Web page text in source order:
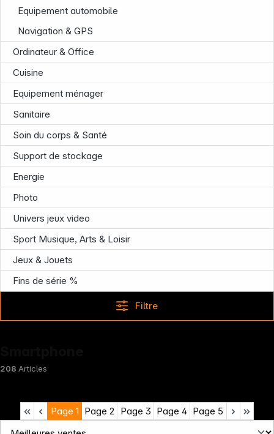
Equipement automobile
Navigation & GPS
Ordinateur & Office
Cuisine
Equipement ménager
Sanitaire
Soin du corps & Santé
Support de stockage
Energie
Photo
Univers jeux video
Sport Musique, Arts & Loisir
Jeux & Jouets
Fins de série %
Filtre
208 Articles
Page 1 Page 2 Page 3 Page 4 Page 5
Infoterminal